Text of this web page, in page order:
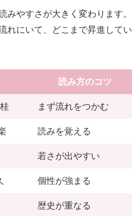
やすさが大きく変わります。
れにいて、どこまで昇進してい
読み方のコツ
まず流れをつかむ
読みを覚える
若さが出やすい
個性が強まる
歴史が重なる